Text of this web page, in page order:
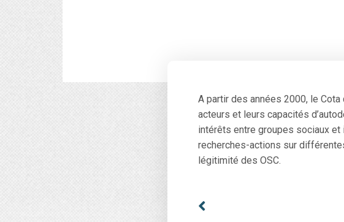
A partir des années 2000, le
acteurs et leurs capacités
intérêts entre groupes sociaux
recherches-actions sur
légitimité des OSC.